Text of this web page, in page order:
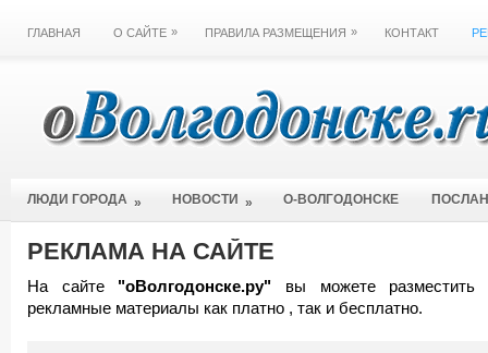
ГЛАВНАЯ О САЙТЕ » ПРАВИЛА РАЗМЕЩЕНИЯ » КОНТАКТ
ЛЮДИ ГОРОДА » НОВОСТИ » О-ВОЛГОДОНСКЕ
РЕКЛАМА НА САЙТЕ
На сайте "оВолгодонске.ру" вы можете разместить
рекламные материалы как платно , так и бесплатно.